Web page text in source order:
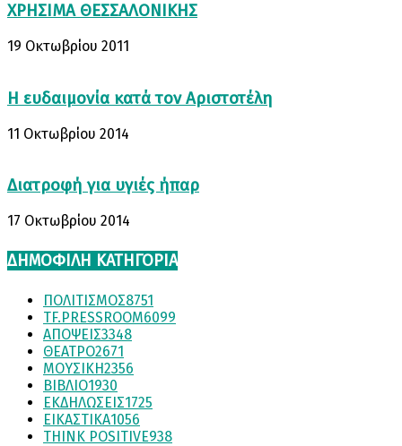
ΧΡΗΣΙΜΑ ΘΕΣΣΑΛΟΝΙΚΗΣ
19 Οκτωβρίου 2011
Η ευδαιμονία κατά τον Αριστοτέλη
11 Οκτωβρίου 2014
Διατροφή για υγιές ήπαρ
17 Οκτωβρίου 2014
ΔΗΜΟΦΙΛΗ ΚΑΤΗΓΟΡΙΑ
ΠΟΛΙΤΙΣΜΟΣ8751
TF.PRESSROOM6099
ΑΠΟΨΕΙΣ3348
ΘΕΑΤΡΟ2671
ΜΟΥΣΙΚΗ2356
ΒΙΒΛΙΟ1930
ΕΚΔΗΛΩΣΕΙΣ1725
ΕΙΚΑΣΤΙΚΑ1056
THINK POSITIVE938